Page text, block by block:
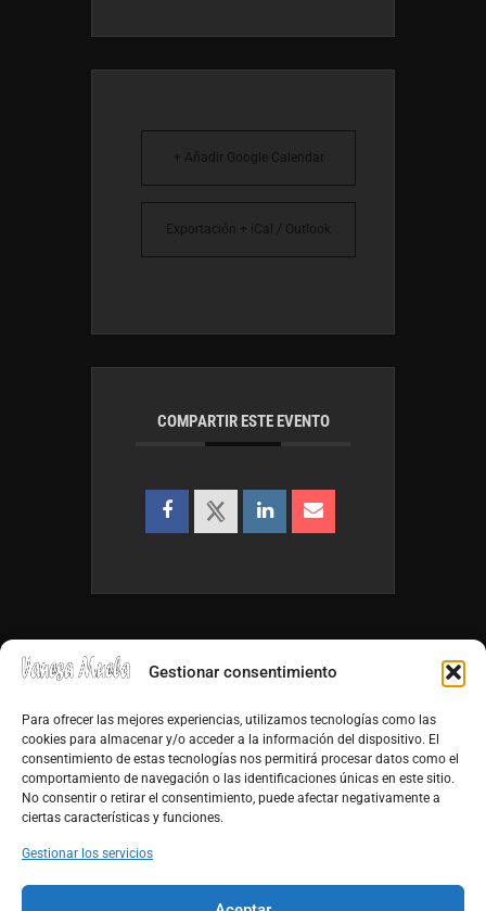
Gestionar consentimiento
Para ofrecer las mejores experiencias, utilizamos tecnologías como las
cookies para almacenar y/o acceder a la información del dispositivo. El
consentimiento de estas tecnologías nos permitirá procesar datos como el
comportamiento de navegación o las identificaciones únicas en este sitio.
No consentir o retirar el consentimiento, puede afectar negativamente a
ciertas características y funciones.
Gestionar los servicios
+ Añadir Google Calendar
Exportación + iCal / Outlook
COMPARTIR ESTE EVENTO
info@vanesamuela.es
Tfno. 659 813 899